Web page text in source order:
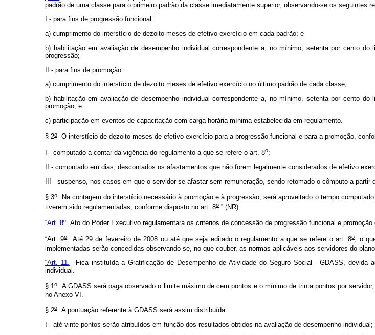
padrão de uma classe para o primeiro padrão da classe imediatamente superior, observando-se os seguintes
I - para fins de progressão funcional:
a) cumprimento do interstício de dezoito meses de efetivo exercício em cada padrão; e
b) habilitação em avaliação de desempenho individual correspondente a, no mínimo, setenta por cento
progressão;
II - para fins de promoção:
a) cumprimento do interstício de dezoito meses de efetivo exercício no último padrão de cada classe;
b) habilitação em avaliação de desempenho individual correspondente a, no mínimo, setenta por cento
promoção; e
c) participação em eventos de capacitação com carga horária mínima estabelecida em regulamento.
§ 2o O interstício de dezoito meses de efetivo exercício para a progressão funcional e para a promoção,
I - computado a contar da vigência do regulamento a que se refere o art. 8o;
II - computado em dias, descontados os afastamentos que não forem legalmente considerados de efetivo
III - suspenso, nos casos em que o servidor se afastar sem remuneração, sendo retomado o cômputo a partir
§ 3oNa contagem do interstício necessário à promoção e à progressão, será aproveitado o tempo
tiverem sido regulamentadas, conforme disposto no art. 8o.” (NR)
“Art. 8º Ato do Poder Executivo regulamentará os critérios de concessão de progressão funcional e
“Art. 9oAté 29 de fevereiro de 2008 ou até que seja editado o regulamento a que se refere o art. 8o, o
implementadas serão concedidas observando-se, no que couber, as normas aplicáveis aos servidores do
“Art. 11. Fica instituída a Gratificação de Desempenho de Atividade do Seguro Social - GDASS, devida
individual.
§ 1oA GDASS será paga observado o limite máximo de cem pontos e o mínimo de trinta pontos por
no Anexo VI.
§ 2o
A pontuação referente à GDASS será assim distribuída:
I - até vinte pontos serão atribuídos em função dos resultados obtidos na avaliação de desempenho individual;